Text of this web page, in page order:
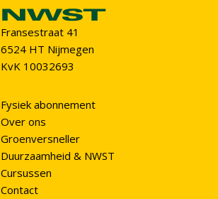
Fransestraat 41
6524 HT Nijmegen
KvK 10032693
Fysiek abonnement
Over ons
Groenversneller
Duurzaamheid & NWST
Cursussen
Contact